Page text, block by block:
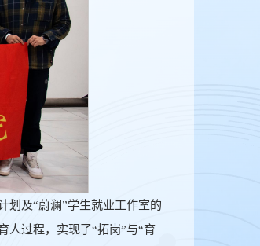
划及“蔚澜”学生就业工作室的
人过程，实现了“拓岗”与“育